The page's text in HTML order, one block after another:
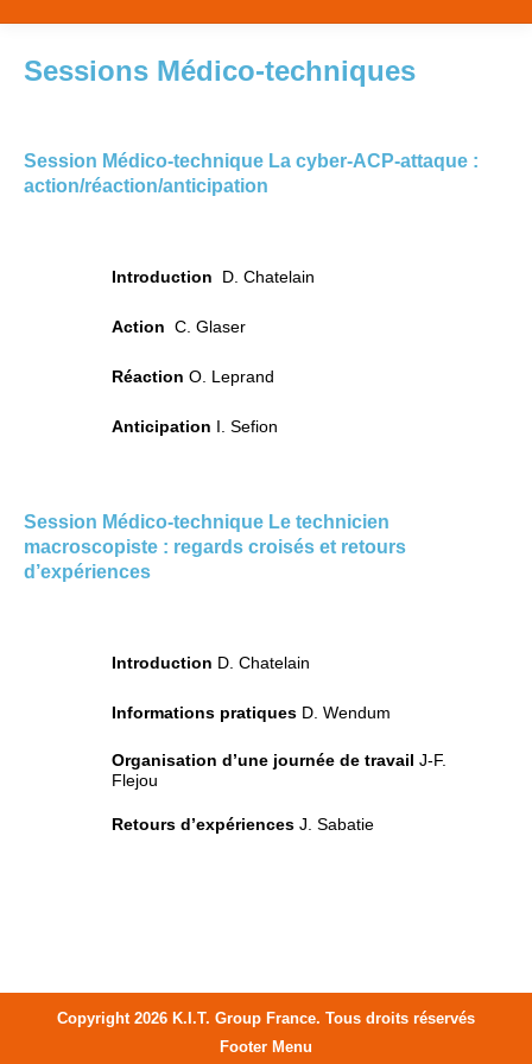
Sessions Médico-techniques
Session Médico-technique La cyber-ACP-attaque :
action/réaction/anticipation
Introduction D. Chatelain
Action C. Glaser
Réaction O. Leprand
Anticipation I. Sefion
Session Médico-technique Le technicien
macroscopiste : regards croisés et retours
d’expériences
Introduction D. Chatelain
Informations pratiques D. Wendum
Organisation d’une journée de travail J-F.
Flejou
Retours d’expériences J. Sabatie
Copyright 2026 K.I.T. Group France. Tous droits réservés
Footer Menu